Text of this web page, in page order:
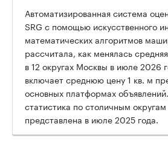
Автоматизированная система
SRG с помощью искусственного
математических алгоритмов
рассчитала, как менялась
в 12 округах Москвы в июле 2026
включает среднюю цену 1 кв. м
основных платформах
статистика по столичным
представлена в июле 2025 года.